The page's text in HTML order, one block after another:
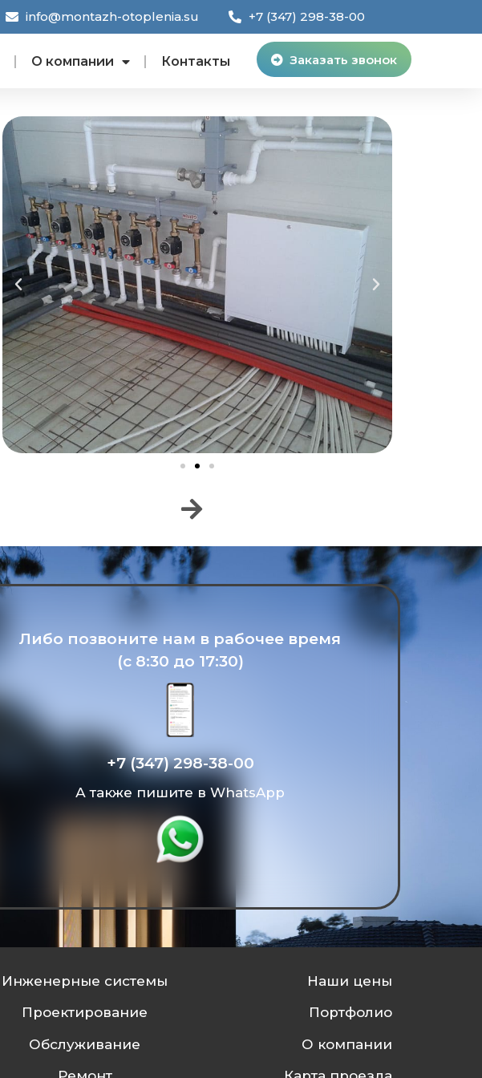
info@montazh-otoplenia.su +7 (347) 298-38-00
О компании Контакты Заказать звонок
Либо позвоните нам в рабочее время
(с 8:30 до 17:30)
+7 (347) 298-38-00
А также пишите в WhatsApp
Инженерные системы
Проектирование
Обслуживание
Наши цены
Портфолио
О компании